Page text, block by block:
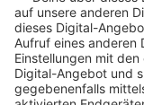
für"!
Anzeige